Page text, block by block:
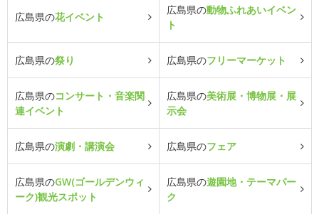
広島県の花イベント
広島県の動物ふれあいイベン
ト
広島県の祭り 広島県のフリーマーケット
広島県のコンサート・音楽関
連イベント
広島県の美術展・博物展・展
示会
広島県の演劇・講演会 広島県のフェア
広島県のGW(ゴールデンウィ
ーク)観光スポット
広島県の遊園地・テーマパー
ク